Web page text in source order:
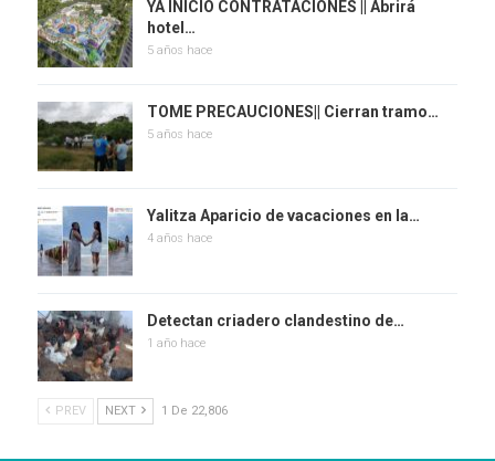
YA INICIO CONTRATACIONES || Abrirá
hotel…
5 años hace
TOME PRECAUCIONES|| Cierran tramo…
5 años hace
Yalitza Aparicio de vacaciones en la…
4 años hace
Detectan criadero clandestino de…
1 año hace
PREV NEXT 1 De 22,806